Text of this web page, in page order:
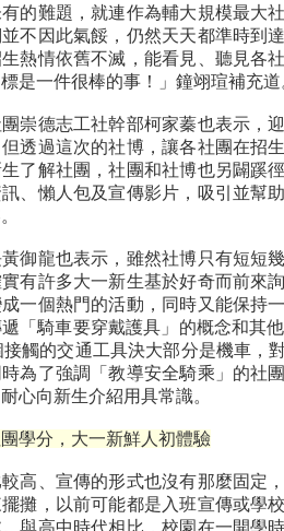
的難題，就連作為輔大規模最大
不因此氣餒，仍然天天都準時到
熱情依舊不滅，能看見、聽見各
是一件很棒的事！」鐘翊瑄補充道
崇德志工社幹部柯家蓁也表示，
透過這次的社博，讓各社團在招
了解社團，社團和社博也另闢蹊
、懶人包及宣傳影片，吸引並幫
御龍也表示，雖然社博只有短短
有許多大一新生基於好奇而前來
一個熱門的活動，同時又能保持
「騎車要穿戴護具」的概念和其
觸的交通工具決大部分是機車，
為了強調「教導安全騎乘」的社
心向新生介紹用具常識。
學分，大一新鮮人初體驗
高、宣傳的形式也沒有那麼固定
攤，以前可能都是入班宣傳或學
與高中時代相比，校園在一開學